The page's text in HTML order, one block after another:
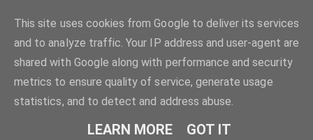
This site uses cookies from Google to deliver its services
and to analyze traffic. Your IP address and user-agent are
shared with Google along with performance and security
metrics to ensure quality of service, generate usage
statistics, and to detect and address abuse.
LEARN MORE GOT IT